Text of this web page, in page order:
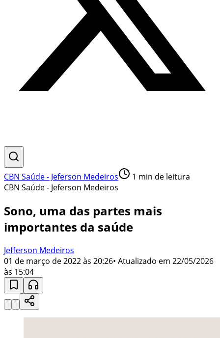
CBN Saúde - Jeferson Medeiros 1 min de leitura
CBN Saúde - Jeferson Medeiros
Sono, uma das partes mais
importantes da saúde
Jefferson Medeiros
01 de março de 2022 às 20:26• Atualizado em 22/05/2026
às 15:04